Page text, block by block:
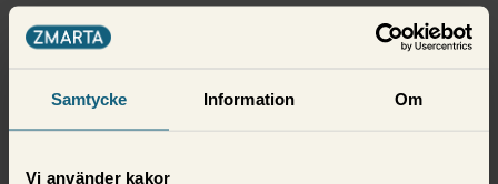
Samtycke Information Om
Vi använder kakor